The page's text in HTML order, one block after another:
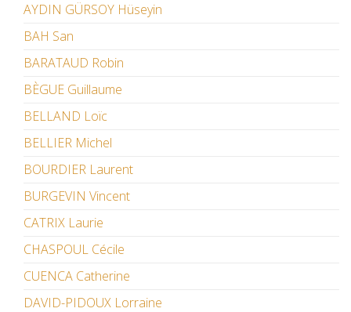
AYDIN GÜRSOY Hüseyin
BAH San
BARATAUD Robin
BÈGUE Guillaume
BELLAND Loïc
BELLIER Michel
BOURDIER Laurent
BURGEVIN Vincent
CATRIX Laurie
CHASPOUL Cécile
CUENCA Catherine
DAVID-PIDOUX Lorraine